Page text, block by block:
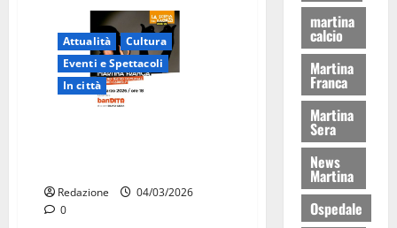
Attualità
Cultura
Eventi e Spettacoli
In città
Redazione
04/03/2026
0
martina
calcio
Martina
Franca
Martina
Sera
News
Martina
Ospedale